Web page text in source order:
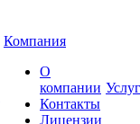
Компания
О
компании
Контакты
Лицензии